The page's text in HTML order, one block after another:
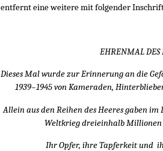
entfernt eine weitere mit folgender
EHRENMAL DES
Dieses Mal wurde zur Erinnerung an die
1939–1945 von Kameraden,
Allein aus den Reihen des Heeres gaben
Weltkrieg dreieinhalb Millionen
Ihr Opfer, ihre Tapferkeit und